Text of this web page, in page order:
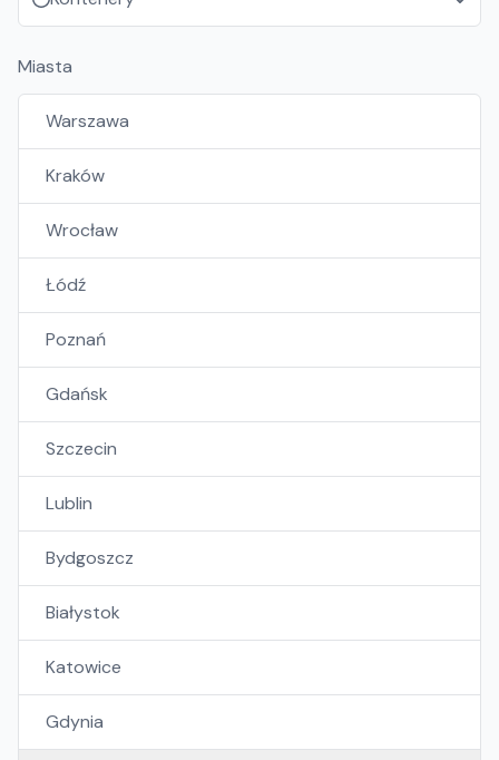
Miasta
Warszawa
Kraków
Wrocław
Łódź
Poznań
Gdańsk
Szczecin
Lublin
Bydgoszcz
Białystok
Katowice
Gdynia